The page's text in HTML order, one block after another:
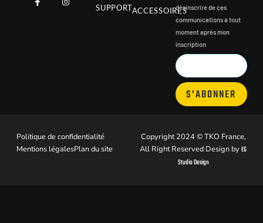
SUPPORTACCESSOIRESdésinscrire de ces
communications à tout
moment après mon
inscription
S'ABONNER
Politique de confidentialité
Mentions légalesPlan du site
Copyright 2024 © TKO France,
All Right Reserved Design byEG
Studio Design